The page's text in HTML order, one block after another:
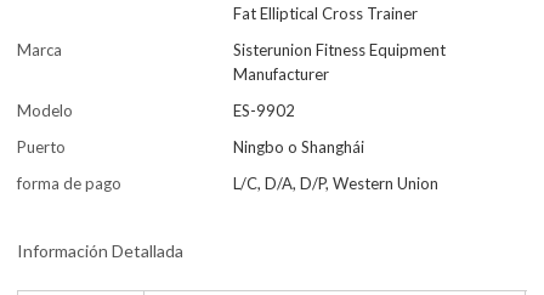
Fat Elliptical Cross Trainer
Marca
Sisterunion Fitness Equipment
Manufacturer
Modelo
ES-9902
Puerto
Ningbo o Shanghái
forma de pago
L/C, D/A, D/P, Western Union
Información Detallada